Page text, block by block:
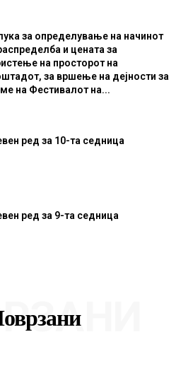
за определување на начинот
и цената за
на просторот на
за вршење на дејности за
на Фестивалот на...
ред за 10-та седница
ред за 9-та седница